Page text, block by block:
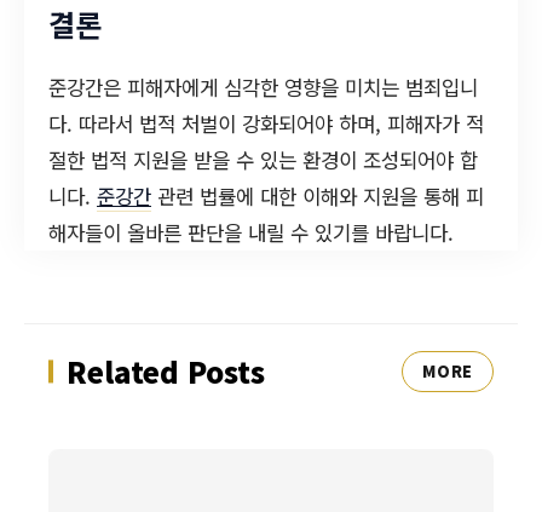
결론
준강간은 피해자에게 심각한 영향을 미치는 범죄입니
다. 따라서 법적 처벌이 강화되어야 하며, 피해자가 적
절한 법적 지원을 받을 수 있는 환경이 조성되어야 합
니다. 준강간 관련 법률에 대한 이해와 지원을 통해 피
해자들이 올바른 판단을 내릴 수 있기를 바랍니다.
Related Posts MORE